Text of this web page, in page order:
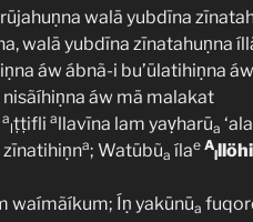
walā yubdīna
walā yubdīna zīnatahuṇna
áw ábnã-i bu’ūlatihiṇna áw
áw mā malakat
a
lṭṭifli allavīna lam yaṿharūa
zīnatihiṇna; Watūbũa ílae A
lllöhi
waímãíkum; Íṇ yakūnūa